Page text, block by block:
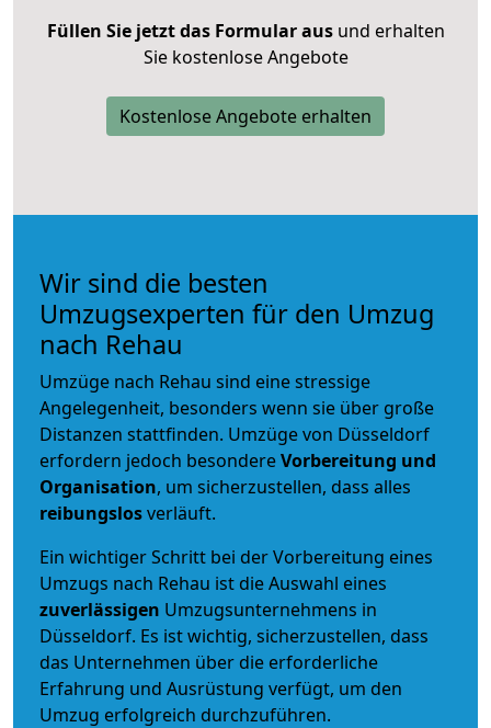
Füllen Sie jetzt das Formular ausund erhalten
Sie kostenlose Angebote
Kostenlose Angebote erhalten
Wir sind die besten
Umzugsexperten für den Umzug
nach Rehau
Umzüge nach Rehau sind eine stressige
Angelegenheit, besonders wenn sie über große
Distanzen stattfinden. Umzüge von Düsseldorf
erfordern jedoch besondereVorbereitung und
Organisation, um sicherzustellen, dass alles
reibungslosverläuft.
Ein wichtiger Schritt bei der Vorbereitung eines
Umzugs nach Rehau ist die Auswahl eines
zuverlässigen Umzugsunternehmens in
Düsseldorf. Es ist wichtig, sicherzustellen, dass
das Unternehmen über die erforderliche
Erfahrung und Ausrüstung verfügt, um den
Umzug erfolgreich durchzuführen.